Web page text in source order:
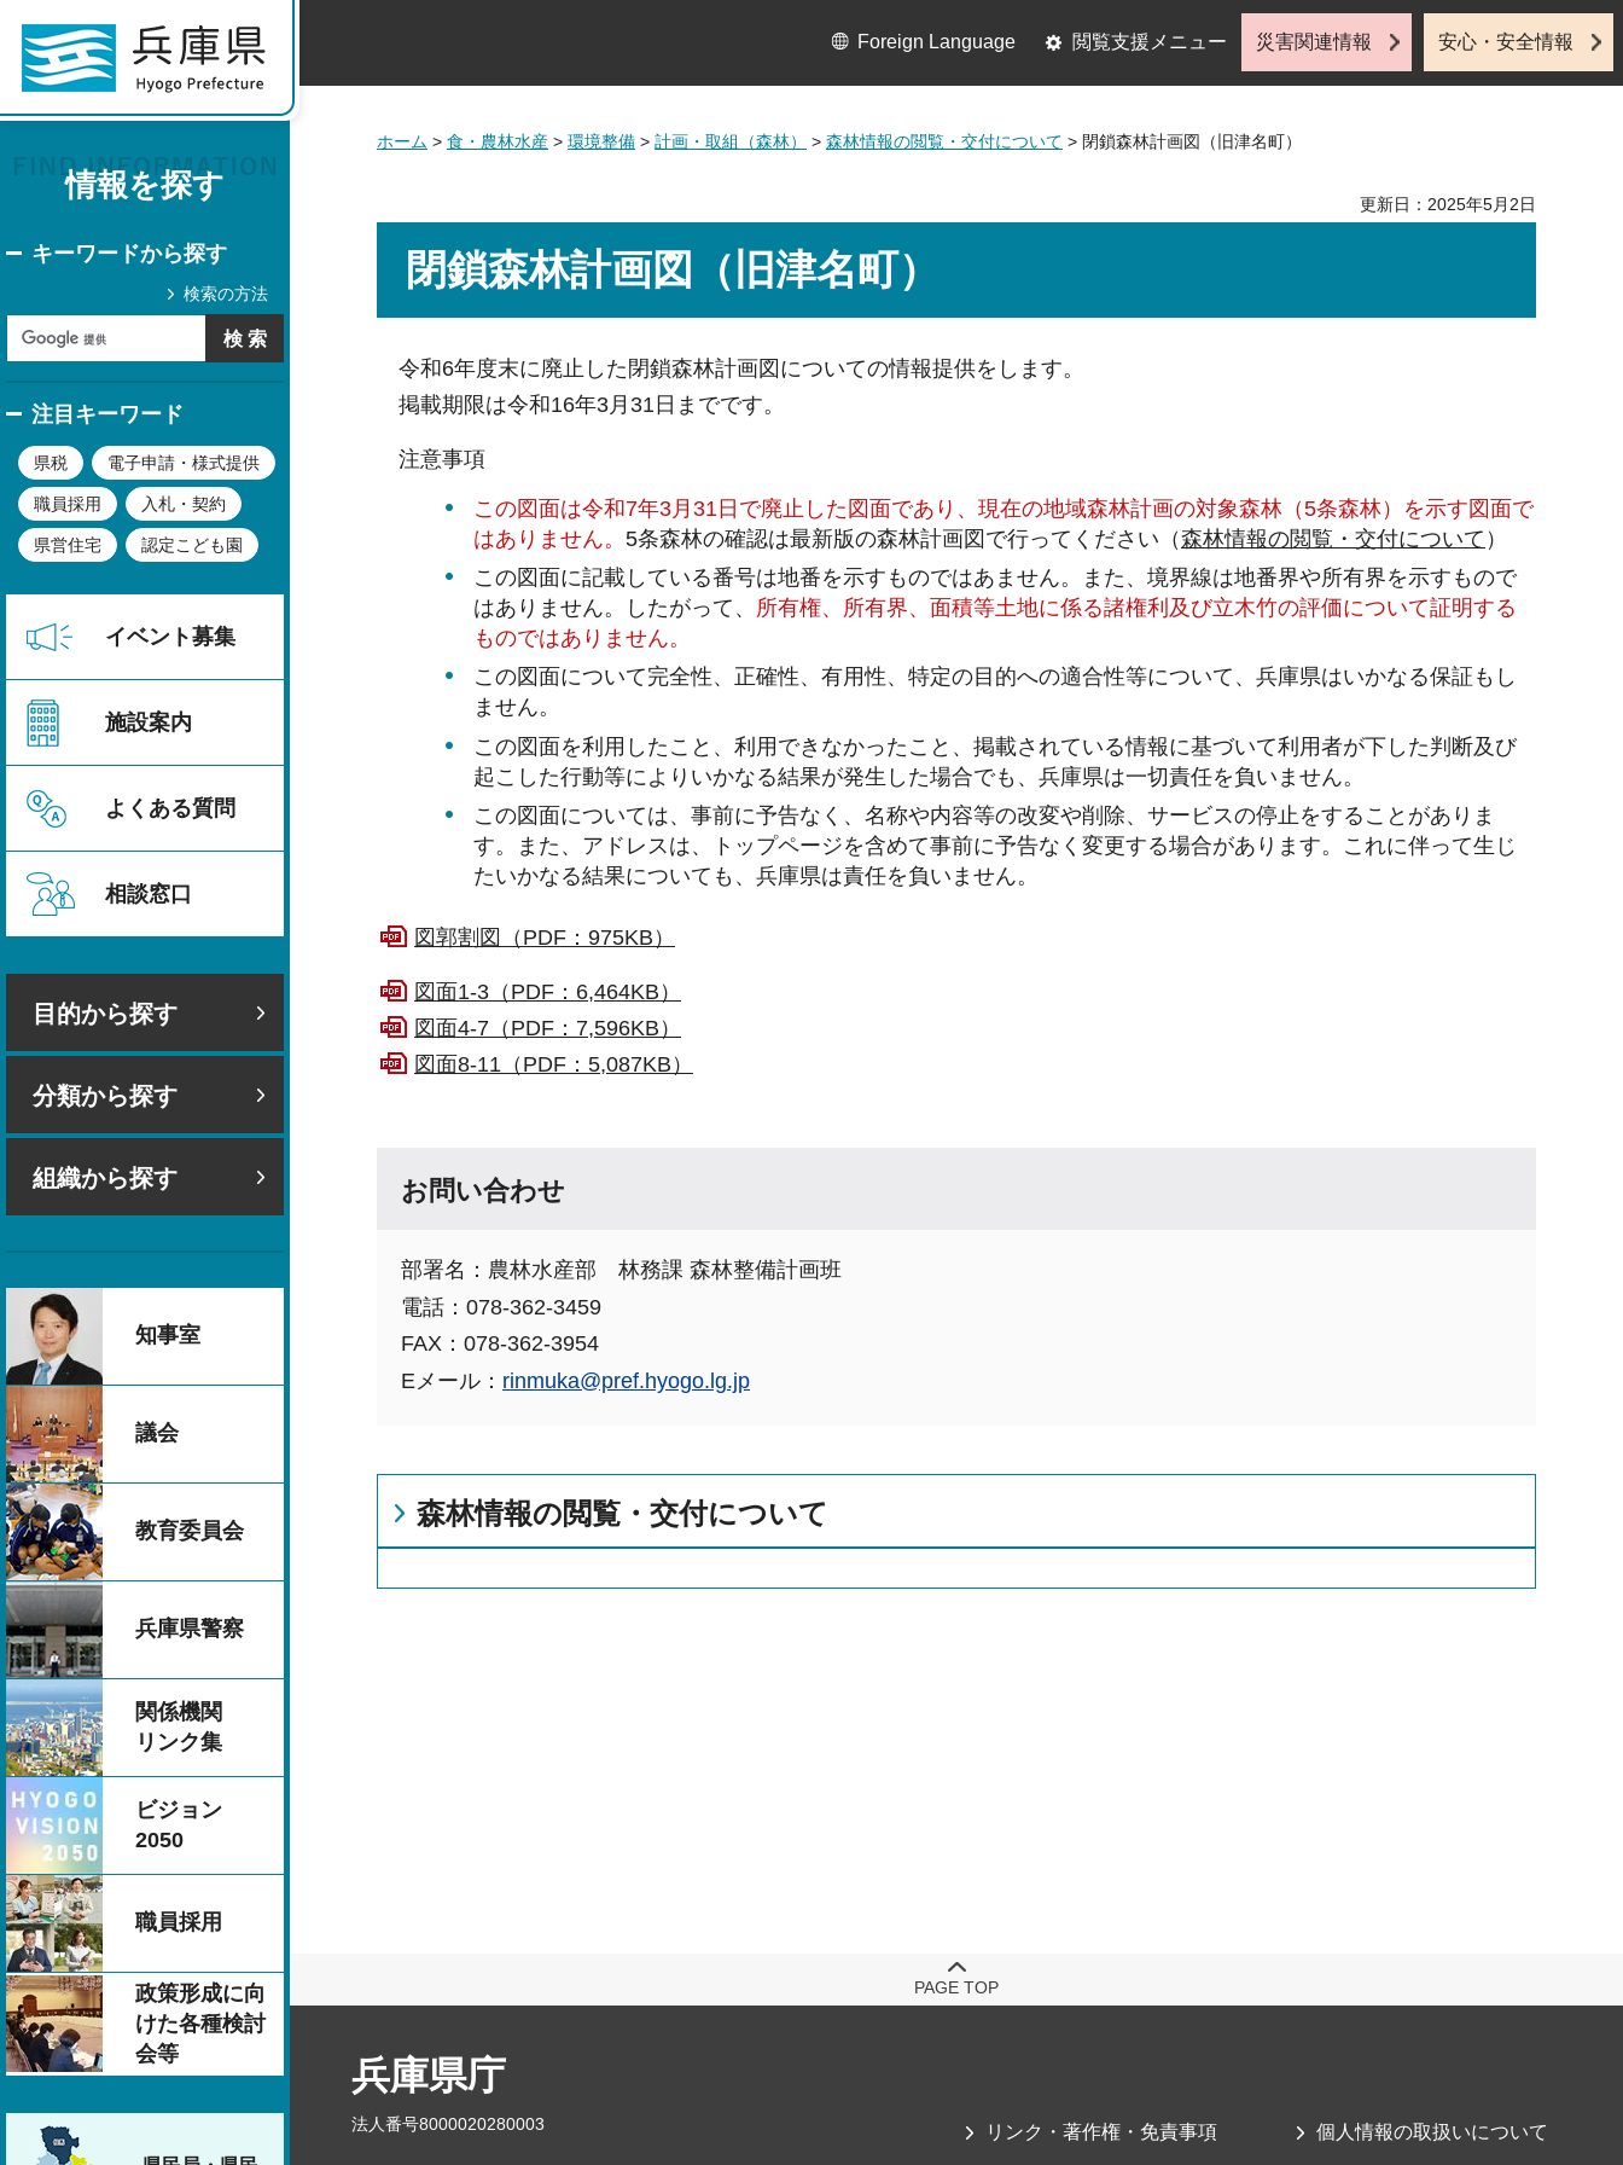
情報を探す
キーワードから探す
検索の方法
注目キーワード
県税 電子申請・様式提供
職員採用 入札・契約
県営住宅 認定こども園
イベント募集
施設案内
よくある質問
相談窓口
目的から探す
分類から探す
組織から探す
知事室
議会
教育委員会
兵庫県警察
関係機関
リンク集
ビジョン
2050
職員採用
政策形成に向
けた各種検討
会等
Foreign Language 閲覧支援メニュー 災害関連情報 安心・安全情報
ホーム > 食・農林水産 > 環境整備 > 計画・取組（森林） > 森林情報の閲覧・交付について > 閉鎖森林計画図（旧津名町）
更新日：2025年5月2日
閉鎖森林計画図（旧津名町）
令和6年度末に廃止した閉鎖森林計画図についての情報提供をします。
掲載期限は令和16年3月31日までです。
注意事項
この図面は令和7年3月31日で廃止した図面であり、現在の地域森林計画の対象森林（5条森林）を示す図面で
はありません。 5条森林の確認は最新版の森林計画図で行ってください（森林情報の閲覧・交付について ）
この図面に記載している番号は地番を示すものではあません。また、境界線は地番界や所有界を示すもので
はありません。したがって、 所有権、所有界、面積等土地に係る諸権利及び立木竹の評価について証明する
ものではありません。
この図面について完全性、正確性、有用性、特定の目的への適合性等について、兵庫県はいかなる保証もし
ません。
この図面を利用したこと、利用できなかったこと、掲載されている情報に基づいて利用者が下した判断及び
起こした行動等によりいかなる結果が発生した場合でも、兵庫県は一切責任を負いません。
この図面については、事前に予告なく、名称や内容等の改変や削除、サービスの停止をすることがありま
す。また、アドレスは、トップページを含めて事前に予告なく変更する場合があります。これに伴って生じ
たいかなる結果についても、兵庫県は責任を負いません。
図郭割図（PDF：975KB）
図面1-3（PDF：6,464KB）
図面4-7（PDF：7,596KB）
図面8-11（PDF：5,087KB）
お問い合わせ
部署名：農林水産部 林務課 森林整備計画班
電話：078-362-3459
FAX：078-362-3954
Eメール： rinmuka@pref.hyogo.lg.jp
森林情報の閲覧・交付について
PAGE TOP
兵庫県庁
法人番号8000020280003 リンク・著作権・免責事項 個人情報の取扱いについて